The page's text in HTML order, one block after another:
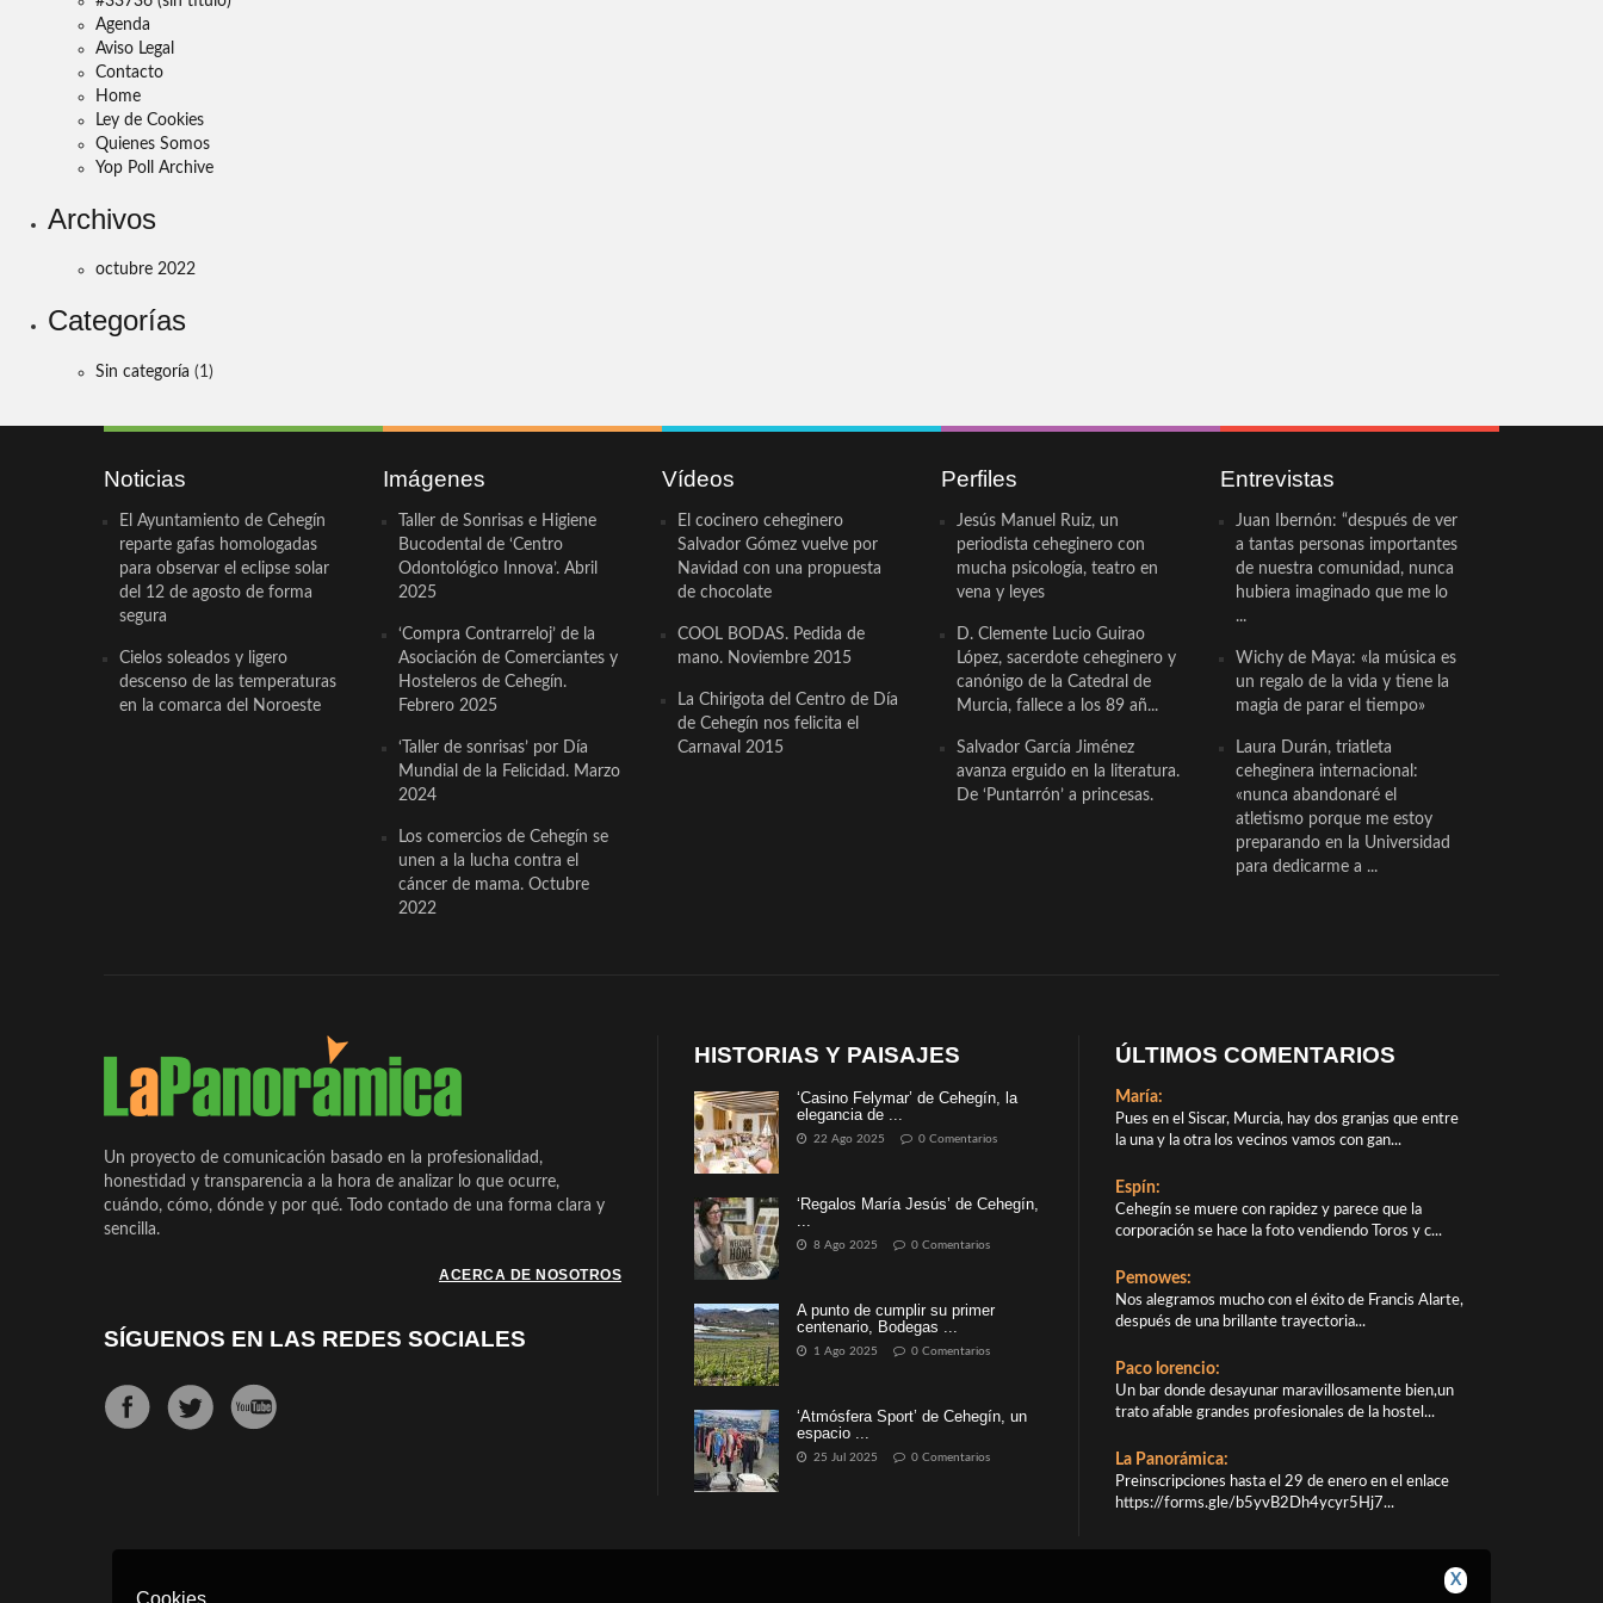
Agenda
Aviso Legal
Contacto
Home
Ley de Cookies
Quienes Somos
Yop Poll Archive
Archivos
octubre 2022
Categorías
Sin categoría (1)
Noticias
El Ayuntamiento de Cehegín
reparte gafas homologadas
para observar el eclipse solar
del 12 de agosto de forma
segura
Cielos soleados y ligero
descenso de las temperaturas
en la comarca del Noroeste
Imágenes
Taller de Sonrisas e Higiene
Bucodental de ‘Centro
Odontológico Innova’. Abril
2025
‘Compra Contrarreloj’ de la
Asociación de Comerciantes y
Hosteleros de Cehegín.
Febrero 2025
‘Taller de sonrisas’ por Día
Mundial de la Felicidad. Marzo
2024
Los comercios de Cehegín se
unen a la lucha contra el
cáncer de mama. Octubre
2022
Vídeos
El cocinero ceheginero
Salvador Gómez vuelve por
Navidad con una propuesta
de chocolate
COOL BODAS. Pedida de
mano. Noviembre 2015
La Chirigota del Centro de Día
de Cehegín nos felicita el
Carnaval 2015
Perfiles
Jesús Manuel Ruiz, un
periodista ceheginero con
mucha psicología, teatro en
vena y leyes
D. Clemente Lucio Guirao
López, sacerdote ceheginero y
canónigo de la Catedral de
Murcia, fallece a los 89 añ...
Salvador García Jiménez
avanza erguido en la literatura.
De ‘Puntarrón’ a princesas.
Entrevistas
Juan Ibernón: “después de ver
a tantas personas importantes
de nuestra comunidad, nunca
hubiera imaginado que me lo
...
Wichy de Maya: «la música es
un regalo de la vida y tiene la
magia de parar el tiempo»
Laura Durán, triatleta
ceheginera internacional:
«nunca abandonaré el
atletismo porque me estoy
preparando en la Universidad
para dedicarme a ...
Un proyecto de comunicación basado en la profesionalidad,
honestidad y transparencia a la hora de analizar lo que ocurre,
cuándo, cómo, dónde y por qué. Todo contado de una forma clara y
sencilla.
ACERCA DE NOSOTROS
SÍGUENOS EN LAS REDES SOCIALES
HISTORIAS Y PAISAJES
‘Casino Felymar’ de Cehegín, la
elegancia de ...
22 Ago 2025 0 Comentarios
‘Regalos María Jesús’ de Cehegín,
...
8 Ago 2025 0 Comentarios
A punto de cumplir su primer
centenario, Bodegas ...
1 Ago 2025 0 Comentarios
‘Atmósfera Sport’ de Cehegín, un
espacio ...
25 Jul 2025 0 Comentarios
ÚLTIMOS COMENTARIOS
María:
Pues en el Siscar, Murcia, hay dos granjas que entre
la una y la otra los vecinos vamos con gan...
Espín:
Cehegín se muere con rapidez y parece que la
corporación se hace la foto vendiendo Toros y c...
Pemowes:
Nos alegramos mucho con el éxito de Francis Alarte,
después de una brillante trayectoria...
Paco lorencio:
Un bar donde desayunar maravillosamente bien,un
trato afable grandes profesionales de la hostel...
La Panorámica:
Preinscripciones hasta el 29 de enero en el enlace
https://forms.gle/b5yvB2Dh4ycyr5Hj7...
X
Cookies